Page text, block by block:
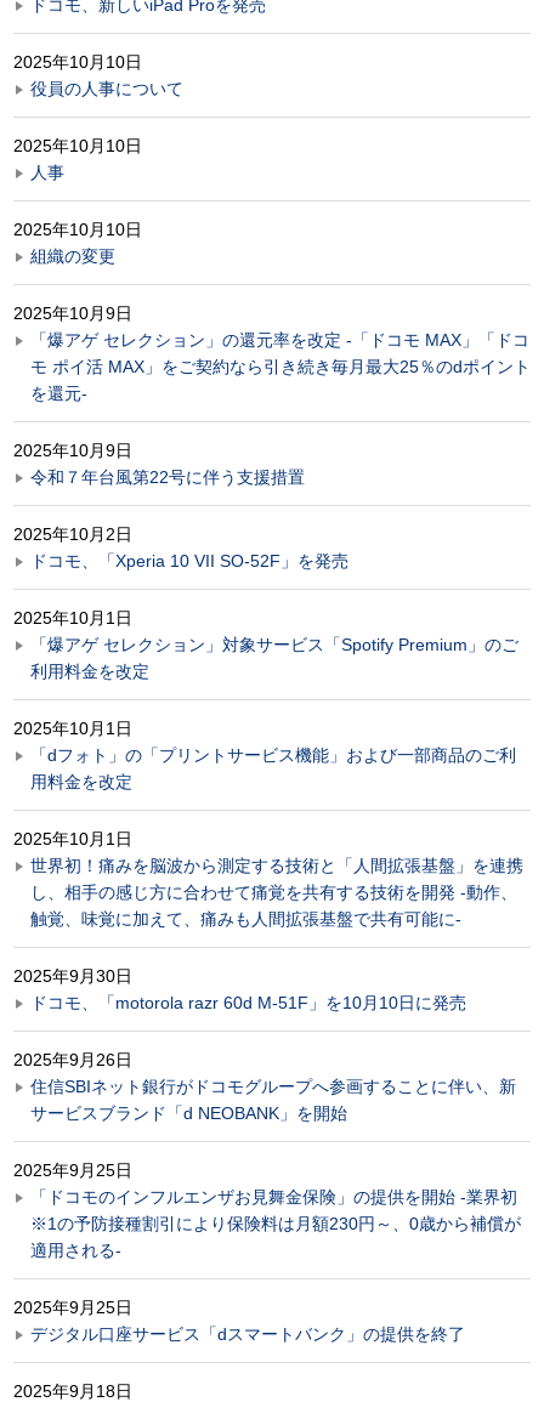
ドコモ、新しいiPad Proを発売
2025年10月10日
役員の人事について
2025年10月10日
人事
2025年10月10日
組織の変更
2025年10月9日
「爆アゲ セレクション」の還元率を改定 -「ドコモ MAX」「ドコ
モ ポイ活 MAX」をご契約なら引き続き毎月最大25％のdポイント
を還元-
2025年10月9日
令和７年台風第22号に伴う支援措置
2025年10月2日
ドコモ、「Xperia 10 VII SO-52F」を発売
2025年10月1日
「爆アゲ セレクション」対象サービス「Spotify Premium」のご
利用料金を改定
2025年10月1日
「dフォト」の「プリントサービス機能」および一部商品のご利
用料金を改定
2025年10月1日
世界初！痛みを脳波から測定する技術と「人間拡張基盤」を連携
し、相手の感じ方に合わせて痛覚を共有する技術を開発 -動作、
触覚、味覚に加えて、痛みも人間拡張基盤で共有可能に-
2025年9月30日
ドコモ、「motorola razr 60d M-51F」を10月10日に発売
2025年9月26日
住信SBIネット銀行がドコモグループへ参画することに伴い、新
サービスブランド「d NEOBANK」を開始
2025年9月25日
「ドコモのインフルエンザお見舞金保険」の提供を開始 -業界初
※1の予防接種割引により保険料は月額230円～、0歳から補償が
適用される-
2025年9月25日
デジタル口座サービス「dスマートバンク」の提供を終了
2025年9月18日